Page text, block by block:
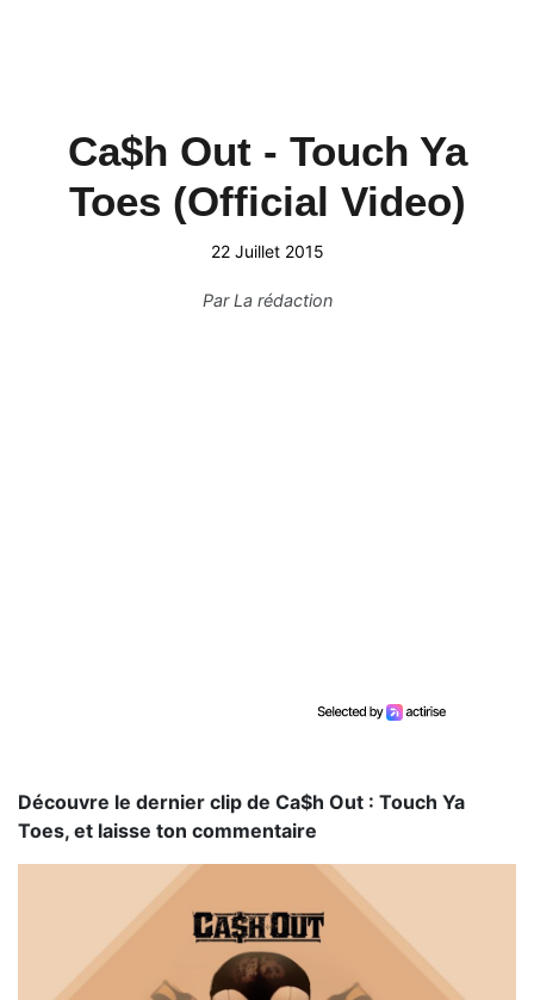
Ca$h Out - Touch Ya
Toes (Official Video)
22 Juillet 2015
ParLa rédaction
Découvre le dernier clip de Ca$h Out : Touch Ya
Toes, et laisse ton commentaire